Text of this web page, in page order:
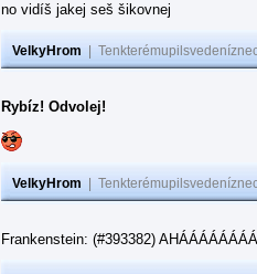
no vidíš jakej seš šikovnej
VelkyHrom
Rybíz! Odvolej!
VelkyHrom
Frankenstein: (#393382)